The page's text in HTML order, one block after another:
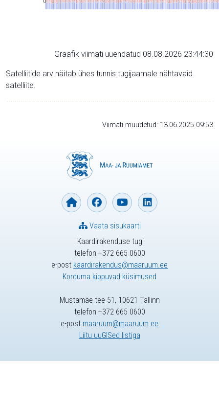
Graafik viimati uuendatud 08.08.2026 23:44:30
Satelliitide arv näitab ühes tunnis tugijaamale nähtavaid
satelliite.
Viimati muudetud: 13.06.2025 09:53
Kaardirakenduse tugi
telefon +372 665 0600
e-post kaardirakendus@maaruum.ee
Korduma kippuvad küsimused
Vaata sisukaarti
Mustamäe tee 51, 10621 Tallinn
telefon +372 665 0600
e-post maaruum@maaruum.ee
Liitu uuGISed listiga